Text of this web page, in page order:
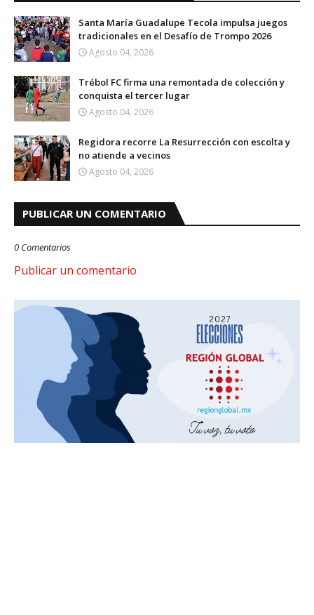
Santa María Guadalupe Tecola impulsa juegos
tradicionales en el Desafío de Trompo 2026
Agosto 04, 2026
Trébol FC firma una remontada de colección y
conquista el tercer lugar
Agosto 04, 2026
Regidora recorre La Resurrección con escolta y
no atiende a vecinos
Agosto 04, 2026
PUBLICAR UN COMENTARIO
0 Comentarios
Publicar un comentario